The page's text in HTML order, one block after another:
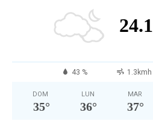
24.1
43 % 1.3kmh
DOM
35°
LUN
36°
MAR
37°